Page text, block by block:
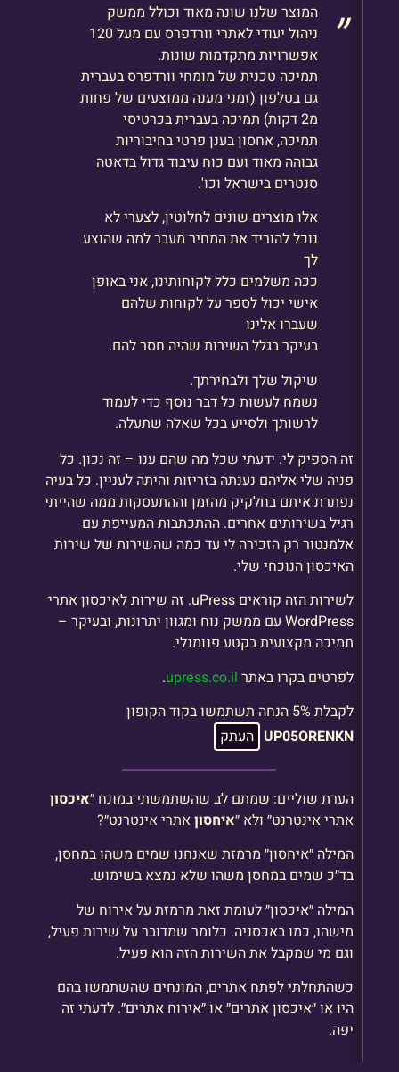
המוצר שלנו שונה מאוד וכולל ממשק
ניהול יעודי לאתרי וורדפרס עם מעל 120
אפשרויות מתקדמות שונות.
תמיכה טכנית של מומחי וורדפרס בעברית
גם בטלפון (זמני מענה ממוצעים של פחות
מ2 דקות) תמיכה בעברית בכרטיסי
תמיכה, אחסון בענן פרטי בחיבוריות
גבוהה מאוד ועם כוח עיבוד גדול בדאטה
סנטרים בישראל וכו'.
אלו מוצרים שונים לחלוטין, לצערי לא
נוכל להוריד את המחיר מעבר למה שהוצע
לך
ככה משלמים כלל לקוחותינו, אני באופן
אישי יכול לספר על לקוחות שלהם
שעברו אלינו
בעיקר בגלל השירות שהיה חסר להם.
שיקול שלך ולבחירתך.
נשמח לעשות כל דבר נוסף כדי לעמוד
לרשותך ולסייע בכל שאלה שתעלה.
זה הספיק לי. ידעתי שכל מה שהם ענו – זה נכון. כל
פניה שלי אליהם נענתה בזריזות והיתה לעניין. כל בעיה
נפתרת איתם בחלקיק מהזמן וההתעסקות ממה שהייתי
רגיל בשירותים אחרים. ההתכתבות המעייפת עם
אלמנטור רק הזכירה לי עד כמה שהשירות של שירות
האיכסון הנוכחי שלי.
לשירות הזה קוראים uPress. זה שירות לאיכסון אתרי
WordPress עם ממשק נוח ומגוון יתרונות, ובעיקר –
תמיכה מקצועית בקטע פנומנלי.
לפרטים בקרו באתר upress.co.il
.
לקבלת 5% הנחה תשתמשו בקוד הקופון
UP05ORENKN העתק
הערת שוליים: שמתם לב שהשתמשתי במונח ״איכסון
אתרי אינטרנט״ ולא ״איחסוןאתרי אינטרנט״?
המילה ״איחסון״ מרמזת שאנחנו שמים משהו במחסן,
בד״כ שמים במחסן משהו שלא נמצא בשימוש.
המילה ״איכסון״ לעומת זאת מרמזת על אירוח של
מישהו, כמו באכסניה. כלומר שמדובר על שירות פעיל,
וגם מי שמקבל את השירות הזה הוא פעיל.
כשהתחלתי לפתח אתרים, המונחים שהשתמשו בהם
היו או ״איכסון אתרים״ או ״אירוח אתרים״. לדעתי זה
יפה.